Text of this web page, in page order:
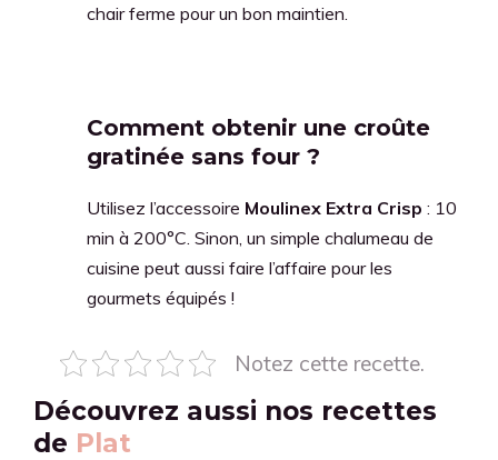
chair ferme pour un bon maintien.
Comment obtenir une croûte
gratinée sans four ?
Utilisez l’accessoire Moulinex Extra Crisp : 10
min à 200°C. Sinon, un simple chalumeau de
cuisine peut aussi faire l’affaire pour les
gourmets équipés !
Notez cette recette.
Découvrez aussi nos recettes
de Plat